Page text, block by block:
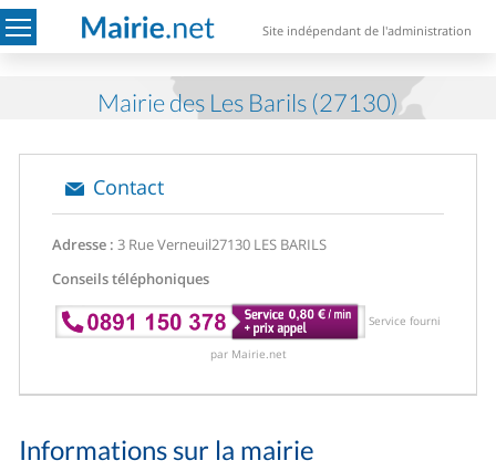
Site indépendant de l'administration
Mairie des Les Barils (27130)
Contact
Adresse : 3 Rue Verneuil27130 LES BARILS
Conseils téléphoniques
Service fourni
par Mairie.net
Informations sur la mairie